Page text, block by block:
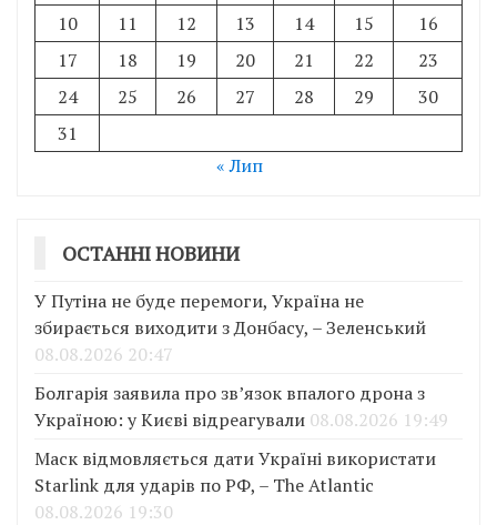
10
11 12 13 14 15
16
17
18 19 20 21 22
23
24
25 26 27 28 29
30
31
« Лип
ОСТАННІ НОВИНИ
У Путіна не буде перемоги, Україна не
збирається виходити з Донбасу, – Зеленський
08.08.2026 20:47
Болгарія заявила про зв’язок впалого дрона з
Україною: у Києві відреагували 08.08.2026 19:49
Маск відмовляється дати Україні використати
Starlink для ударів по РФ, – The Atlantic
08.08.2026 19:30